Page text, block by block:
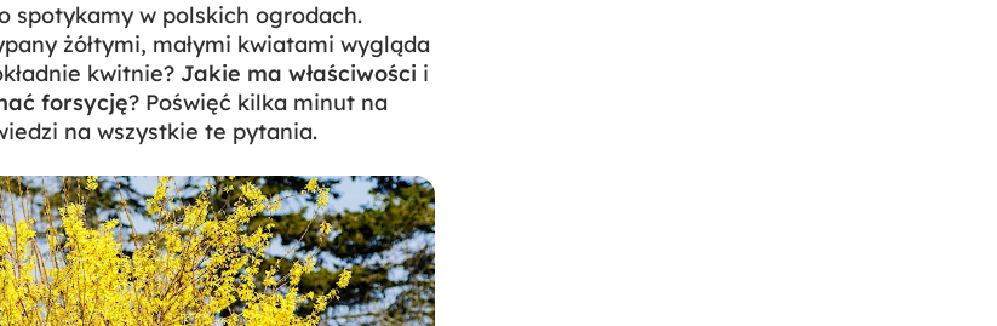
spotykamy w polskich ogrodach.
żółtymi, małymi kwiatami wygląda
kwitnie? Jakie ma właściwości i
forsycję? Poświęć kilka minut na
na wszystkie te pytania.